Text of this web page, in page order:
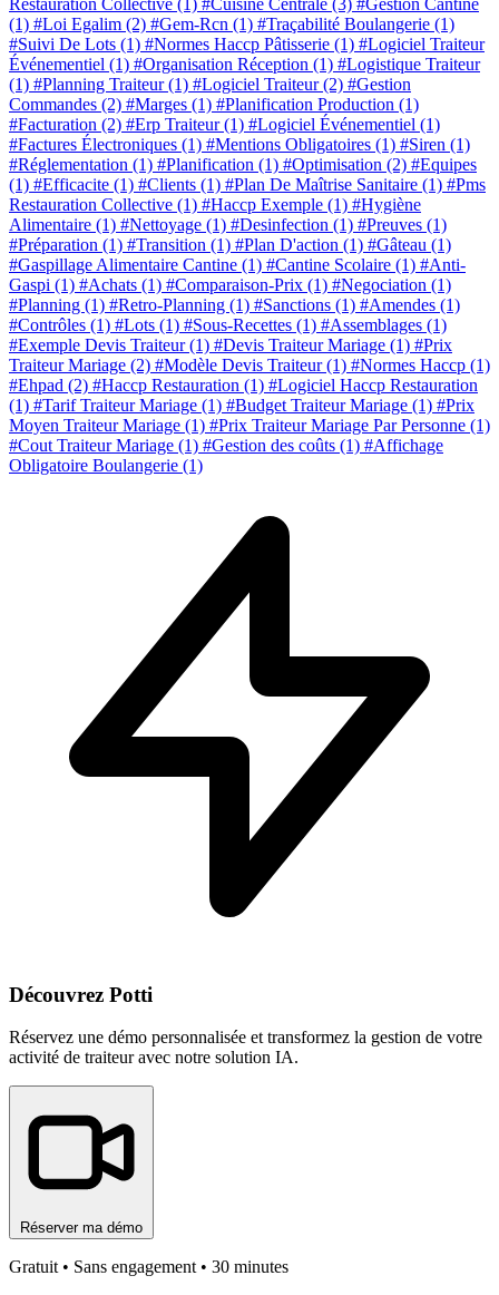
(1) #Loi Egalim (2) #Gem-Rcn (1) #Traçabilité Boulangerie (1)
#Suivi De Lots (1) #Normes Haccp Pâtisserie (1) #Logiciel Traiteur
Événementiel (1) #Organisation Réception (1) #Logistique Traiteur
(1) #Planning Traiteur(1) #Logiciel Traiteur(2) #Gestion
Commandes (2) #Marges (1) #Planification Production (1)
#Facturation (2) #Erp Traiteur(1) #Logiciel Événementiel (1)
#Factures Électroniques (1) #Mentions Obligatoires (1) #Siren (1)
#Réglementation (1) #Planification (1) #Optimisation (2) #Equipes
(1) #Efficacite (1) #Clients (1) #Plan De Maîtrise Sanitaire (1) #Pms
Restauration Collective (1) #Haccp Exemple (1) #Hygiène
Alimentaire (1) #Nettoyage (1) #Desinfection (1) #Preuves (1)
#Préparation (1) #Transition (1) #Plan D'action (1) #Gâteau (1)
#Gaspillage Alimentaire Cantine (1) #Cantine Scolaire (1) #Anti-
Gaspi (1) #Achats (1) #Comparaison-Prix (1) #Negociation (1)
#Planning (1) #Retro-Planning (1) #Sanctions (1) #Amendes (1)
#Contrôles (1) #Lots (1) #Sous-Recettes (1) #Assemblages (1)
#Exemple Devis Traiteur(1) #Devis Traiteur Mariage (1) #Prix
Traiteur Mariage (2) #Modèle Devis Traiteur(1) #Normes Haccp (1)
#Ehpad (2) #Haccp Restauration (1) #Logiciel Haccp Restauration
(1) #Tarif Traiteur Mariage (1) #Budget Traiteur Mariage (1) #Prix
Moyen Traiteur Mariage (1) #Prix Traiteur Mariage Par Personne (1)
#Cout Traiteur Mariage (1) #Gestion des coûts (1) #Affichage
Obligatoire Boulangerie (1)
Découvrez Potti
Réservez une démo personnalisée et transformez la gestion de votre
activité de traiteur avec notre solution IA.
Réserver ma démo
Gratuit • Sans engagement • 30 minutes